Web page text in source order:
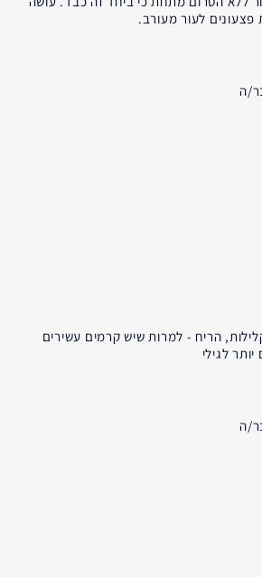
לעור מעורב.
ה
הריח - למרות שיש קרמים עשירים
לגילי
ה